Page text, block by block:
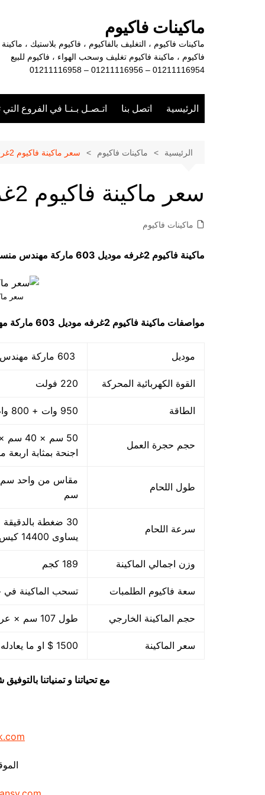
ماكينات فاكيوم
ماكينات فاكيوم ، التغليف بالفاكيوم ، فاكيوم بلاستيك ، ماكينة
فاكيوم ، ماكينة فاكيوم تغليف وسحب الهواء ، فاكيوم للبيع
01211116954 – 01211116956 – 01211116958
الرئيسية اتصل بنا اتـصـل بـنـا في الفروع
الرئيسية ماكينات فاكيوم سعر ماكينة فاكيوم 2غرفه
سعر ماكينة فاكيوم 2غرفه
ماكينات فاكيوم
ماكينة فاكيوم 2غرفه موديل 603 ماركة مهندس منسي
سعر
مواصفات ماكينة فاكيوم 2غرفه موديل 603 ماركة مهندس منسي
موديل
القوة الكهربائية المحركة 220 فولت
الطاقة 950 وات + 800 واط اللحام
حجم حجرة العمل
اجنحة بمثابة اربعة
طول اللحام
سم
سرعة اللحام
يساوى 14400 كيس بالساعة بمقاس مبدئي
وزن اجمالي الماكينة 189 كجم
سعة فاكيوم الطلمبات تسحب الماكينة في حدود 40 متر مكعب هواء فاكيوم من
حجم الماكينة الخارجي طول 107 سم × عرض 85 سم × ارتفاع 105 سم
سعر الماكينة 1500 $ او ما يعادله بالجنيه المصرى
مع تحياتنا و تمنياتنا